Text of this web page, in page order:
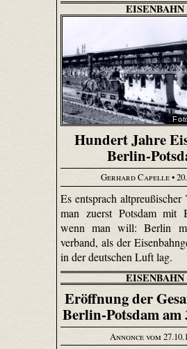
EISENBAHN
Hundert Jahre
Berlin-
Gerhard Capelle•
Es entsprach altpreußischer
man zuerst Potsdam mit
wenn man will: Berlin
verband, als der
in der deutschen Luft lag.
EISENBAHN
Eröffnung der
Berlin-Potsdam am
Annonce vom